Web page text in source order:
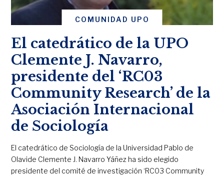
COMUNIDAD UPO
El catedrático de la UPO
Clemente J. Navarro,
presidente del ‘RC03
Community Research’ de la
Asociación Internacional
de Sociología
El catedrático de Sociología de la Universidad Pablo de
Olavide Clemente J. Navarro Yáñez ha sido elegido
presidente del comité de investigación ‘RC03 Community